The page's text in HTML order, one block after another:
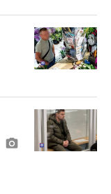
photo_camera